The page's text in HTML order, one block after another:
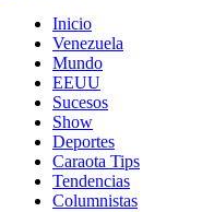
Inicio
Venezuela
Mundo
EEUU
Sucesos
Show
Deportes
Caraota Tips
Tendencias
Columnistas